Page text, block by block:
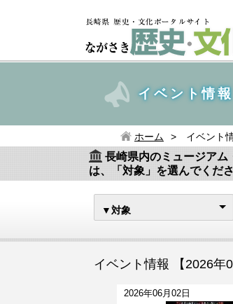
イベント情報
ホーム イベント
長崎県内のミュージアム
は、「対象」を選んでくださ
▼対象
イベント情報 【2026年
2026年06月02日